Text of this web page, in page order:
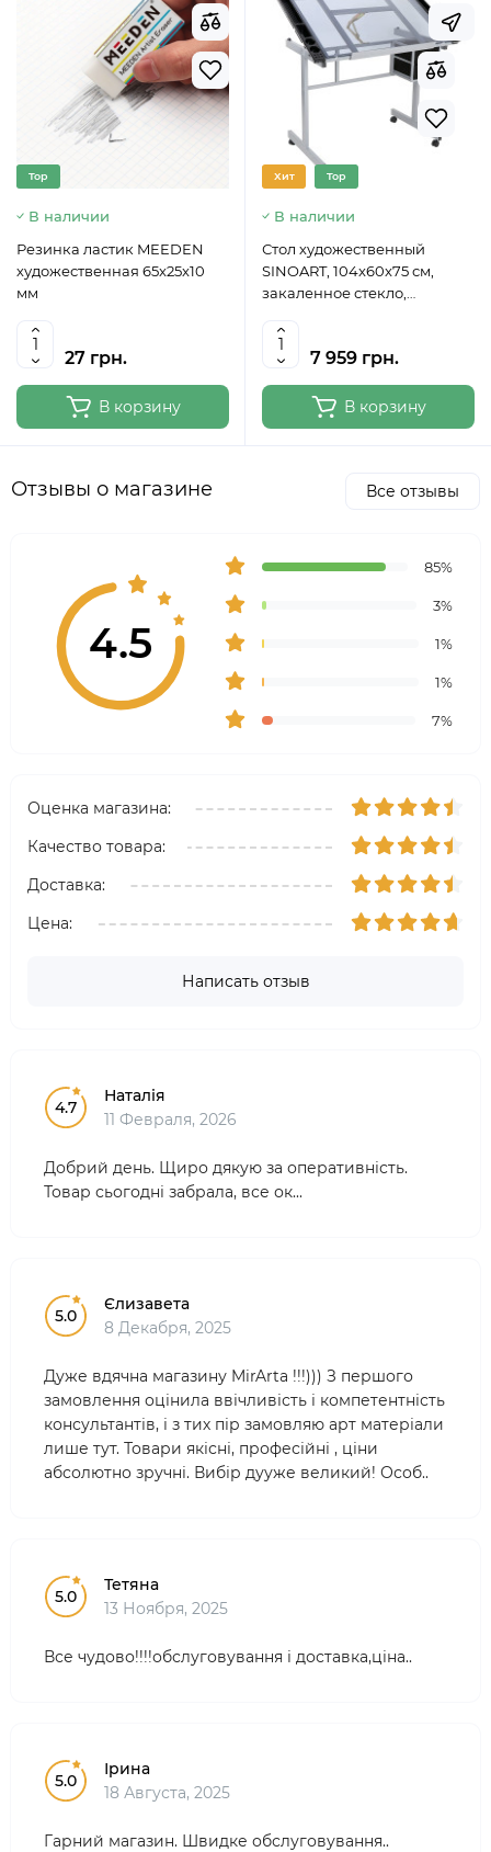
Top
В наличии
Резинка ластик MEEDEN
художественная 65x25x10
мм
27 грн.
В корзину
Хит Top
В наличии
Стол художественный
SINOART, 104x60x75 см,
закаленное стекло,
7 959 грн.
В корзину
Отзывы о магазине Все отзывы
4.5
85%
3%
1%
1%
7%
Оценка магазина:
Качество товара:
Доставка:
Цена:
Написать отзыв
4.7
Наталія
11 Февраля, 2026
Добрий день. Щиро дякую за оперативність.
Товар сьогодні забрала, все ок...
5.0
Єлизавета
8 Декабря, 2025
Дуже вдячна магазину MirArta !!!))) З першого
замовлення оцінила ввічливість і компетентність
консультантів, і з тих пір замовляю арт матеріали
лише тут. Товари якісні, професійні , ціни
абсолютно зручні. Вибір дууже великий! Особ..
5.0
Тетяна
13 Ноября, 2025
Все чудово!!!!обслуговування і доставка,ціна..
5.0
Ірина
18 Августа, 2025
Гарний магазин. Швидке обслуговування..